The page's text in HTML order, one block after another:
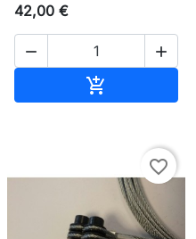
42,00 €
 

favorite_border